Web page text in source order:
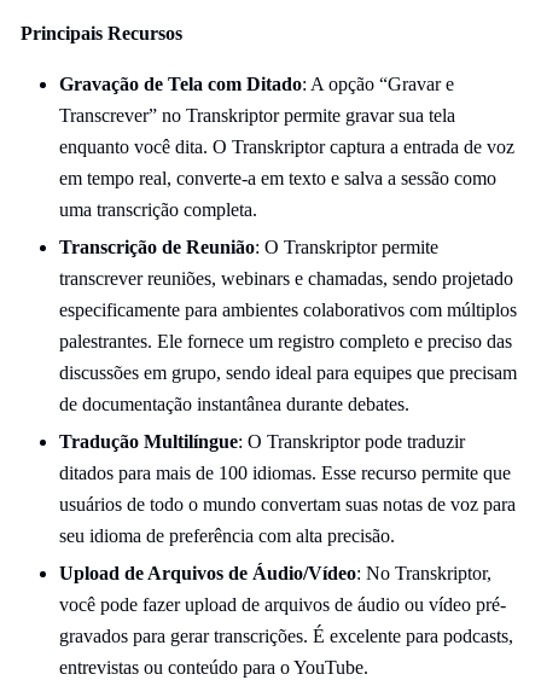
Principais Recursos
Gravação de Tela com Ditado: A opção “Gravar e
Transcrever” no Transkriptor permite gravar sua tela
enquanto você dita. O Transkriptor captura a entrada de voz
em tempo real, converte-a em texto e salva a sessão como
uma transcrição completa.
Transcrição de Reunião: O Transkriptor permite
transcrever reuniões, webinars e chamadas, sendo projetado
especificamente para ambientes colaborativos com múltiplos
palestrantes. Ele fornece um registro completo e preciso das
discussões em grupo, sendo ideal para equipes que precisam
de documentação instantânea durante debates.
Tradução Multilíngue: O Transkriptor pode traduzir
ditados para mais de 100 idiomas. Esse recurso permite que
usuários de todo o mundo convertam suas notas de voz para
seu idioma de preferência com alta precisão.
Upload de Arquivos de Áudio/Vídeo: No Transkriptor,
você pode fazer upload de arquivos de áudio ou vídeo pré-
gravados para gerar transcrições. É excelente para podcasts,
entrevistas ou conteúdo para o YouTube.